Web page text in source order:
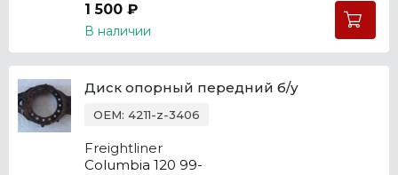
1 500 ₽
В наличии
Диск опорный передний б/у
OEM: 4211-z-3406
Freightliner
Columbia 120 99-